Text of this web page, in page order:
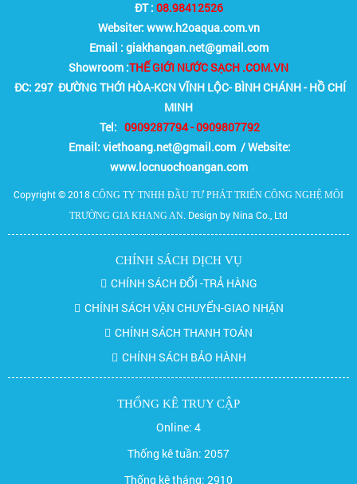
ĐT : 08.98412526
Websiter: www.h2oaqua.com.vn
Email : giakhangan.net@gmail.com
Showroom :THẾ GIỚI NƯỚC SẠCH .COM.VN
ĐC: 297 ĐƯỜNG THỚI HÒA-KCN VĨNH LỘC- BÌNH CHÁNH - HỒ CHÍ
MINH
Tel: 0909287794 - 0909807792
Email: viethoang.net@gmail.com / Website:
www.locnuochoangan.com
Copyright © 2018 CÔNG TY TNHH ĐẦU TƯ PHÁT TRIỂN CÔNG NGHỆ MÔI
TRƯỜNG GIA KHANG AN. Design by Nina Co., Ltd
CHÍNH SÁCH DỊCH VỤ
CHÍNH SÁCH ĐỔI -TRẢ HÀNG
CHÍNH SÁCH VẬN CHUYỂN-GIAO NHẬN
CHÍNH SÁCH THANH TOÁN
CHÍNH SÁCH BẢO HÀNH
THỐNG KÊ TRUY CẬP
Online: 4
Thống kê tuần: 2057
Thống kê tháng: 2910